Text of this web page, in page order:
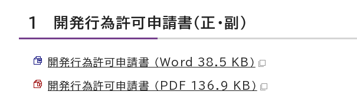
1 開発行為許可申請書（正・副）
開発行為許可申請書 （Word 38.5 KB）
開発行為許可申請書 （PDF 136.9 KB）